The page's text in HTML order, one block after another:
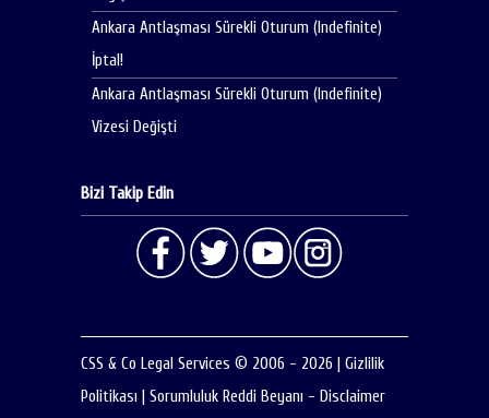
Ankara Antlaşması Sürekli Oturum (Indefinite)
İptal!
Ankara Antlaşması Sürekli Oturum (Indefinite)
Vizesi Değişti
Bizi Takip Edin
CSS & Co Legal Services © 2006 - 2026
Gizlilik
Politikası
Sorumluluk Reddi Beyanı - Disclaimer